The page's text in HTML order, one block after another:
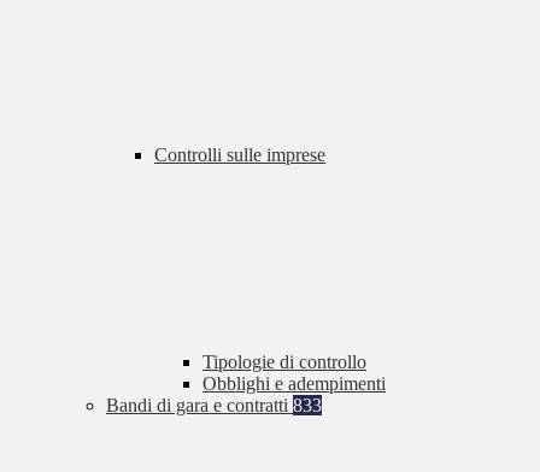
Controlli sulle imprese
Tipologie di controllo
Obblighi e adempimenti
Bandi di gara e contratti 833